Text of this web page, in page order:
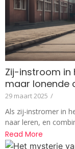
Zij-instroom in
maar lonende
29 maart 2025 /
Als zij-instromer in
naar leren, en
Read More